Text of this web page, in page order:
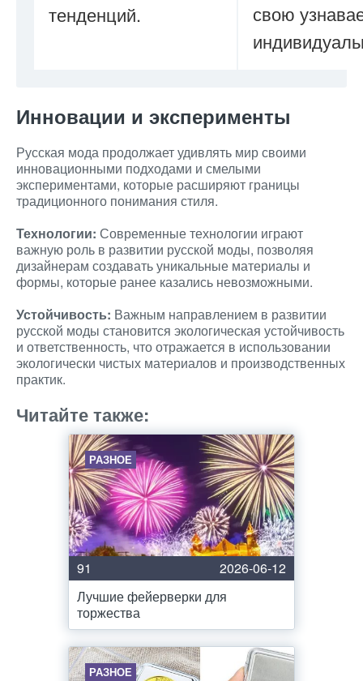
тенденций.
свою
Инновации и эксперименты
Русская мода продолжает удивлять мир своими
инновационными подходами и смелыми
экспериментами, которые расширяют границы
традиционного понимания стиля.
Технологии: Современные технологии играют
важную роль в развитии русской моды, позволяя
дизайнерам создавать уникальные материалы и
формы, которые ранее казались невозможными.
Устойчивость: Важным направлением в развитии
русской моды становится экологическая устойчивость
и ответственность, что отражается в использовании
экологически чистых материалов и производственных
практик.
Читайте также:
РАЗНОЕ
91
2026-06-12
Лучшие фейерверки для
торжества
РАЗНОЕ